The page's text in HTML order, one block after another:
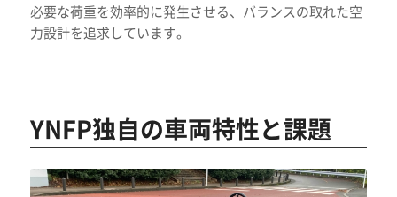
必要な荷重を効率的に発生させる、バランスの取れた空
力設計を追求しています。
YNFP独自の車両特性と課題